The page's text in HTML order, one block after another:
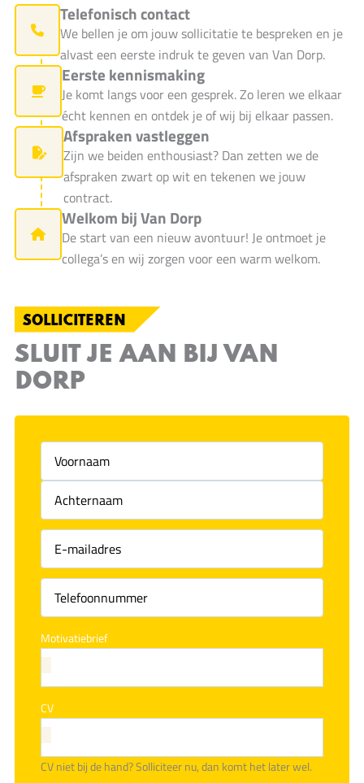
Telefonisch contact
We bellen je om jouw sollicitatie te bespreken en je
alvast een eerste indruk te geven van Van Dorp.
Eerste kennismaking
Je komt langs voor een gesprek. Zo leren we elkaar
écht kennen en ontdek je of wij bij elkaar passen.
Afspraken vastleggen
Zijn we beiden enthousiast? Dan zetten we de
afspraken zwart op wit en tekenen we jouw
contract.
Welkom bij Van Dorp
De start van een nieuw avontuur! Je ontmoet je
collega’s en wij zorgen voor een warm welkom.
SOLLICITEREN
SLUIT JE AAN BIJ VAN
DORP
Voornaam
(Vereist)
Achternaam
(Vereist)
Motivatiebrief
CV
CV niet bij de hand? Solliciteer nu, dan komt het later wel.